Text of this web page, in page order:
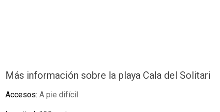
Más información sobre la playa Cala del Solitari
Accesos:A pie difícil